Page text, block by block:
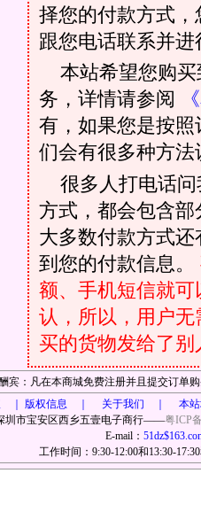
择您的付款方式
跟您电话联系并
本站希望您购
务，详情请参阅
有，如果您是按
们会有很多种方
很多人打电话
方式，都会包含
大多数付款方式
到您的付款信息。
额、手机短信就可
认，所以，用户
买的货物发给了别
宾：凡在本商城免费注册并且提交订单
｜
版权信息 ｜ 关于我们 ｜ 本
圳市宝安区西乡五壹电子商行——粤ICP
E-mail：
工作时间：9:30-12:00和13:30-